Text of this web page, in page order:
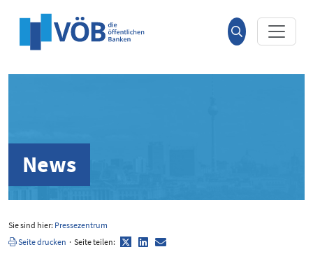
Suche
öffnen
News
Sie sind hier: Pressezentrum
Seite drucken · Seite teilen: TwitterLinkedIn
E-
Mail